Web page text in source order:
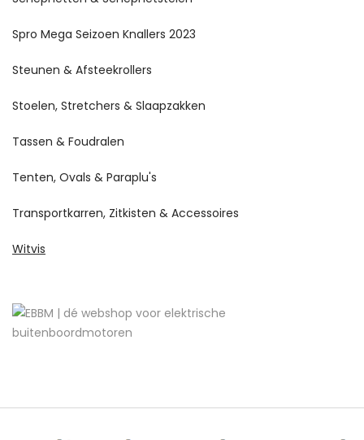
Spro Mega Seizoen Knallers 2023
Steunen & Afsteekrollers
Stoelen, Stretchers & Slaapzakken
Tassen & Foudralen
Tenten, Ovals & Paraplu's
Transportkarren, Zitkisten & Accessoires
Witvis